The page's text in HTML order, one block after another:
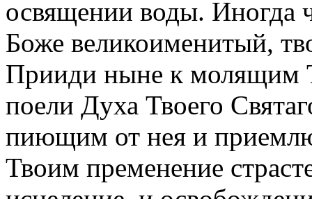
освящении воды. Иногда
Боже великоименитый,
Прииди ныне к молящим
поели Духа Твоего
пиющим от нея и
Твоим пременение